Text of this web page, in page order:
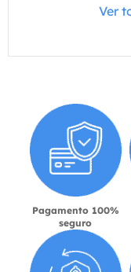
Ver
Pagamento 100%
seguro